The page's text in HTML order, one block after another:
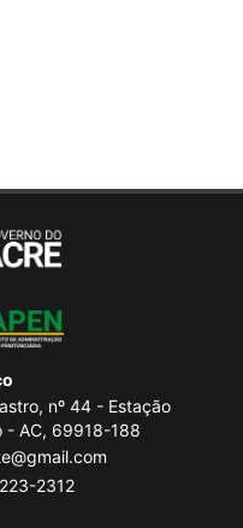
nº 44 - Estação
- AC, 69918-188
2312